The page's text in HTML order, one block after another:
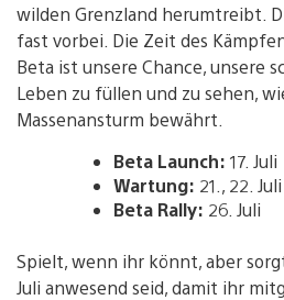
wilden Grenzland herumtreibt.
fast vorbei. Die Zeit des
Beta ist unsere Chance, unsere
Leben zu füllen und zu sehen,
Massenansturm bewährt.
Beta Launch: 17. Juli
Wartung: 21., 22. Juli
Beta Rally: 26. Juli
Spielt, wenn ihr könnt, aber
Juli anwesend seid, damit ihr